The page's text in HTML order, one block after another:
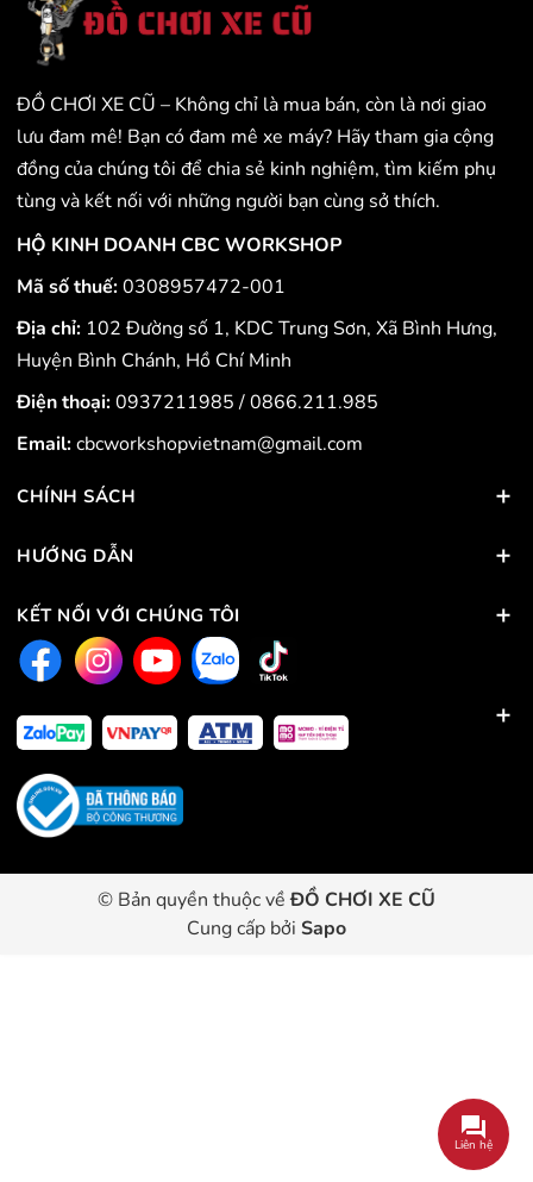
ĐỒ CHƠI XE CŨ – Không chỉ là mua bán, còn là nơi giao
lưu đam mê! Bạn có đam mê xe máy? Hãy tham gia cộng
đồng của chúng tôi để chia sẻ kinh nghiệm, tìm kiếm phụ
tùng và kết nối với những người bạn cùng sở thích.
HỘ KINH DOANH CBC WORKSHOP
Mã số thuế:0308957472-001
Địa chỉ: 102 Đường số 1, KDC Trung Sơn, Xã Bình Hưng,
Huyện Bình Chánh, Hồ Chí Minh
Điện thoại:0937211985/0866.211.985
Email:cbcworkshopvietnam@gmail.com
CHÍNH SÁCH
HƯỚNG DẪN
KẾT NỐI VỚI CHÚNG TÔI
© Bản quyền thuộc vềĐỒ CHƠI XE CŨ
Cung cấp bởi Sapo
Liên hệ